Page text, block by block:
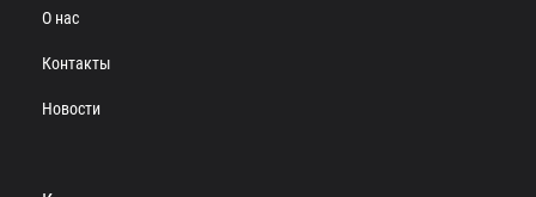
О нас
Контакты
Новости